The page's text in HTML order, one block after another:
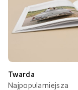
Twarda
Najpopularniejsza